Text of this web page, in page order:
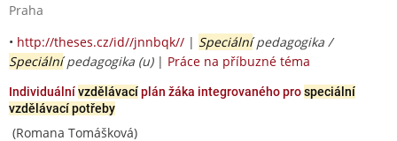
Praha
• http://theses.cz/id//jnnbqk// | Speciálnípedagogika /
Speciálnípedagogika (u)| Práce na příbuzné téma
Individuálnívzdělávacíplán žáka integrovaného prospeciální
vzdělávací potřeby
(Romana Tomášková)